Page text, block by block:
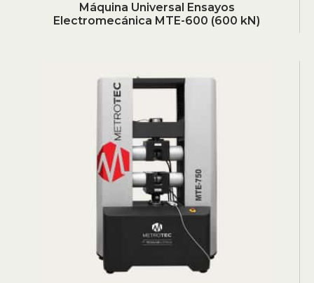
Máquina Universal Ensayos
Electromecánica MTE-600 (600 kN)